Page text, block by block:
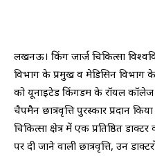
लखनऊ। किंग जार्ज चिकित्सा
विभाग के प्रमुख व मेडिसिन विभाग के
को यूनाइटेड किंगडम के रॉयल कॉलेज
चैपमैन छात्रवृत्ति पुरस्कार प्रदान
चिकित्सा क्षेत्र में एक प्रतिष्ठित
पर दी जाने वाली छात्रवृत्ति, उन